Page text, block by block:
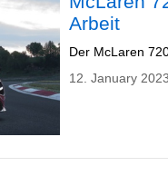
Arbeit
Der McLaren
12. January